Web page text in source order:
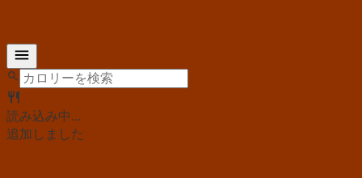
読み込み中...
追加しました